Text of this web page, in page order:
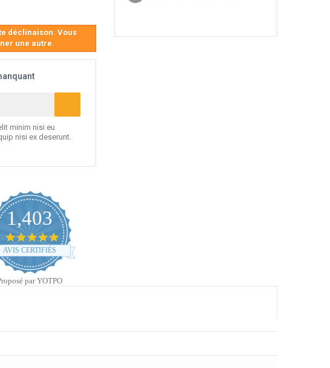
déclinaison. Vous
une autre.
minim nisi eu
nisi ex deserunt.
1,403
4.9
star
rating
AVIS CERTIFIÉS
par YOTPO